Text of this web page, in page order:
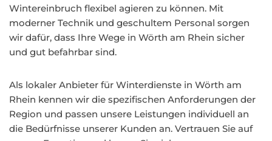
Wintereinbruch flexibel agieren zu können. Mit
moderner Technik und geschultem Personal sorgen
wir dafür, dass Ihre Wege in Wörth am Rhein sicher
und gut befahrbar sind.
Als lokaler Anbieter für Winterdienste in Wörth am
Rhein kennen wir die spezifischen Anforderungen der
Region und passen unsere Leistungen individuell an
die Bedürfnisse unserer Kunden an. Vertrauen Sie auf